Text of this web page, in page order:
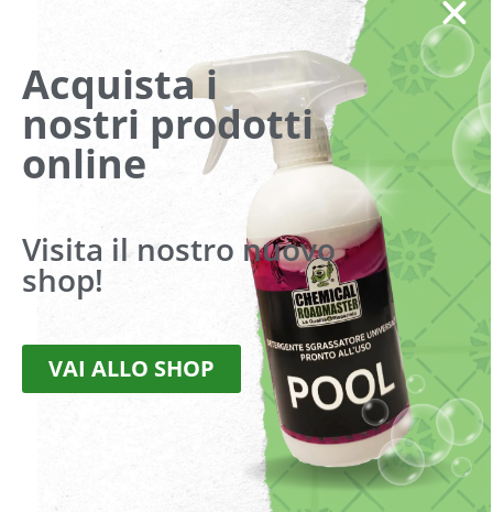
HB E 150 HB E 20
Acquista i
nostri prodotti
online
Visita il nostro nuovo
shop!
VAI ALLO SHOP